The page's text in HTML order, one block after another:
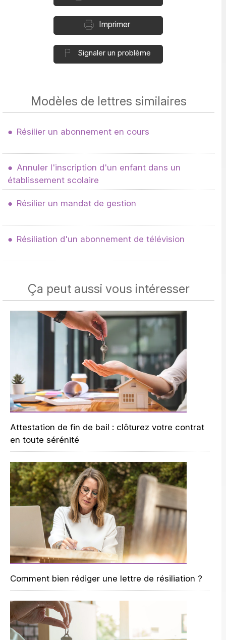
Imprimer
Signaler un problème
Modèles de lettres similaires
Résilier un abonnement en cours
Annuler l'inscription d'un enfant dans un
établissement scolaire
Résilier un mandat de gestion
Résiliation d'un abonnement de télévision
Ça peut aussi vous intéresser
Attestation de fin de bail : clôturez votre contrat
en toute sérénité
Comment bien rédiger une lettre de résiliation ?